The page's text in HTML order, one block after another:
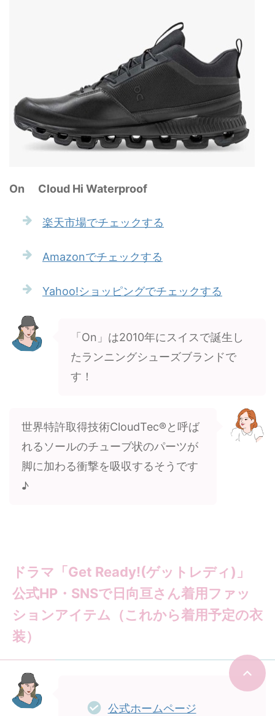
On Cloud Hi Waterproof
楽天市場でチェックする
Amazonでチェックする
Yahoo!ショッピングでチェックする
「On」は2010年にスイスで誕生し
たランニングシューズブランドで
す！
世界特許取得技術CloudTec®と呼ば
れるソールのチューブ状のパーツが
脚に加わる衝撃を吸収するそうです
♪
ドラマ「Get Ready!(ゲットレディ)」
公式HP・SNSで日向亘さん着用ファッ
ションアイテム（これから着用予定の衣
装）
公式ホームページ